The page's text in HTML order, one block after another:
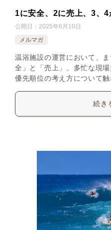
1に安全、2に売上、3、
公開日： 2025年6月10日
メルマガ
温浴施設の運営において、
全」と「売上」。多忙な現
優先順位の考え方について触
続き